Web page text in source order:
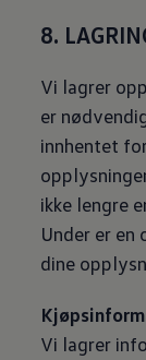
8.
Vi lagrer
er
innhentet
ikke lengre
Under er
dine
Vi lagrer